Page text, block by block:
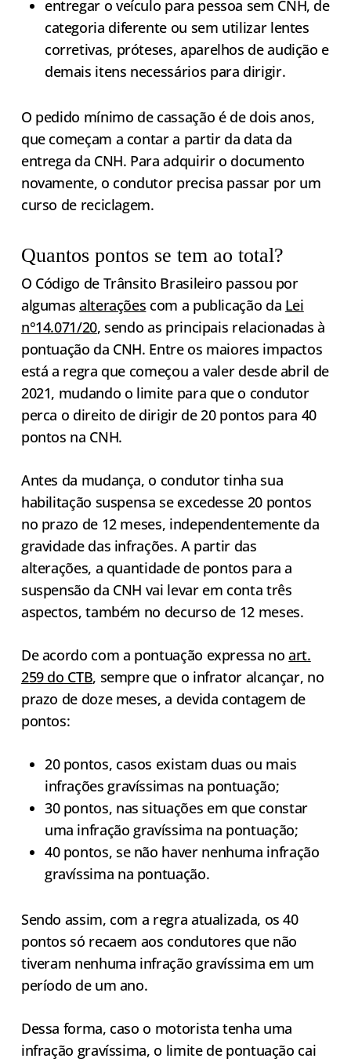
entregar o veículo para pessoa sem CNH, de
categoria diferente ou sem utilizar lentes
corretivas, próteses, aparelhos de audição e
demais itens necessários para dirigir.
O pedido mínimo de cassação é de dois anos,
que começam a contar a partir da data da
entrega da CNH. Para adquirir o documento
novamente, o condutor precisa passar por um
curso de reciclagem.
Quantos pontos se tem ao total?
O Código de Trânsito Brasileiro passou por
algumas alterações com a publicação da Lei
n°14.071/20, sendo as principais relacionadas à
pontuação da CNH. Entre os maiores impactos
está a regra que começou a valer desde abril de
2021, mudando o limite para que o condutor
perca o direito de dirigir de 20 pontos para 40
pontos na CNH.
Antes da mudança, o condutor tinha sua
habilitação suspensa se excedesse 20 pontos
no prazo de 12 meses, independentemente da
gravidade das infrações. A partir das
alterações, a quantidade de pontos para a
suspensão da CNH vai levar em conta três
aspectos, também no decurso de 12 meses.
De acordo com a pontuação expressa noart.
259 do CTB, sempre que o infrator alcançar, no
prazo de doze meses, a devida contagem de
pontos:
20 pontos, casos existam duas ou mais
infrações gravíssimas na pontuação;
30 pontos, nas situações em que constar
uma infração gravíssima na pontuação;
40 pontos, se não haver nenhuma infração
gravíssima na pontuação.
Sendo assim, com a regra atualizada, os 40
pontos só recaem aos condutores que não
tiveram nenhuma infração gravíssima em um
período de um ano.
Dessa forma, caso o motorista tenha uma
infração gravíssima, o limite de pontuação cai